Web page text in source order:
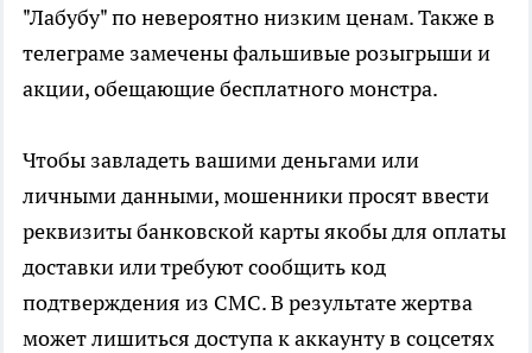
"Лабубу" по невероятно низким ценам. Также в
телеграме замечены фальшивые розыгрыши и
акции, обещающие бесплатного монстра.
Чтобы завладеть вашими деньгами или
личными данными, мошенники просят ввести
реквизиты банковской карты якобы для оплаты
доставки или требуют сообщить код
подтверждения из СМС. В результате жертва
может лишиться доступа к аккаунту в соцсетях